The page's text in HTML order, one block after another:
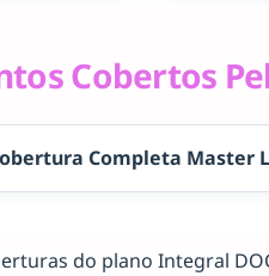
Cobertos
Completa Master
do plano Integral